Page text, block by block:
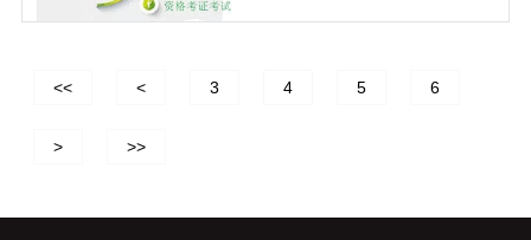
<<
< 3 4 5 6
> >>